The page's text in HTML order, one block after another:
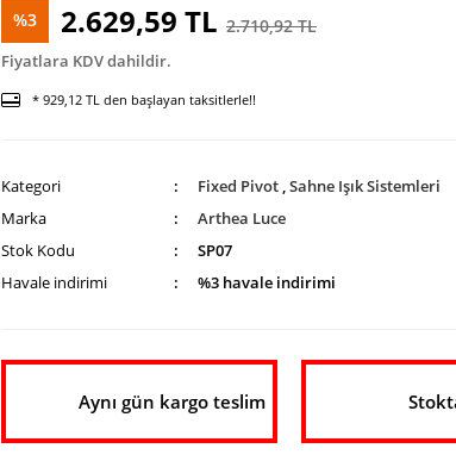
%3 2.629,59 TL 2.710,92 TL
Fiyatlara KDV dahildir.
* 929,12 TL den başlayan taksitlerle!!
Kategori Fixed Pivot ,Sahne Işık Sistemleri
Marka
Arthea Luce
Stok Kodu
SP07
Havale indirimi
%3 havale indirimi
Aynı gün kargo teslim